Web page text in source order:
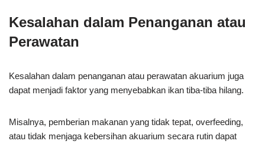
Kesalahan dalam Penanganan atau
Perawatan
Kesalahan dalam penanganan atau perawatan akuarium juga
dapat menjadi faktor yang menyebabkan ikan tiba-tiba hilang.
Misalnya, pemberian makanan yang tidak tepat, overfeeding,
atau tidak menjaga kebersihan akuarium secara rutin dapat